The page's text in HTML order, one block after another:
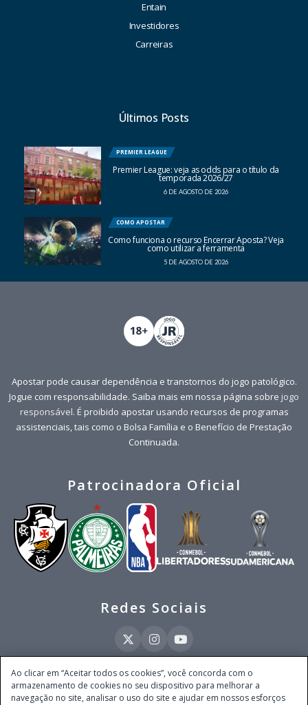
Entain
Investidores
Carreiras
Últimos Posts
PREMIER LEAGUE
Premier League: veja as odds para o título da
temporada 2026/27
6 DE AGOSTO DE 2026
COMO APOSTAR
Como funciona o recurso Encerrar Aposta? Veja
como utilizar a ferramenta
5 DE AGOSTO DE 2026
Apostar pode causar dependência e transtornos do jogo patológico.
Jogue com responsabilidade. Saiba mais em nossa página sobre jogo
responsável. É proibido apostar usando recursos de programas
assistenciais, tais como o Bolsa Família e o Benefício de Prestação
Continuada.
Patrocinadora Oficial
Redes Sociais
Este site é operado pela Ventmear Brasil LTDA (CNPJ 52.868.380/0001-84), com
endereço na Avenida Brigadeiro Faria Lima, nº 4.055, 3º andar, Itaim Bibi, no
Ao clicar em “Aceitar todos os cookies”, você concorda com o
armazenamento de cookies no seu dispositivo para melhorar a
navegação no site, analisar o uso do site e ajudar em nossos esforços